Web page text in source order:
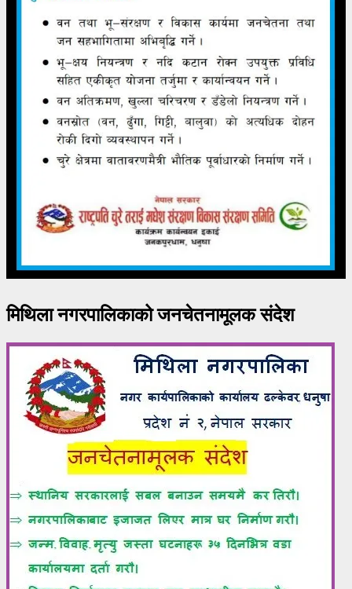
मिथिला नगरपालिकाको जनचेतनामूलक संदेश